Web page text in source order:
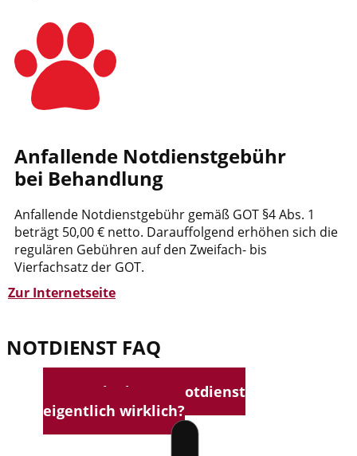
Anfallende Notdienstgebühr
bei Behandlung
Anfallende Notdienstgebühr gemäß GOT §4 Abs. 1
beträgt 50,00 € netto. Darauffolgend erhöhen sich die
regulären Gebühren auf den Zweifach- bis
Vierfachsatz der GOT.
Zur Internetseite
NOTDIENST FAQ
Was bedeutet Notdienst
eigentlich wirklich?